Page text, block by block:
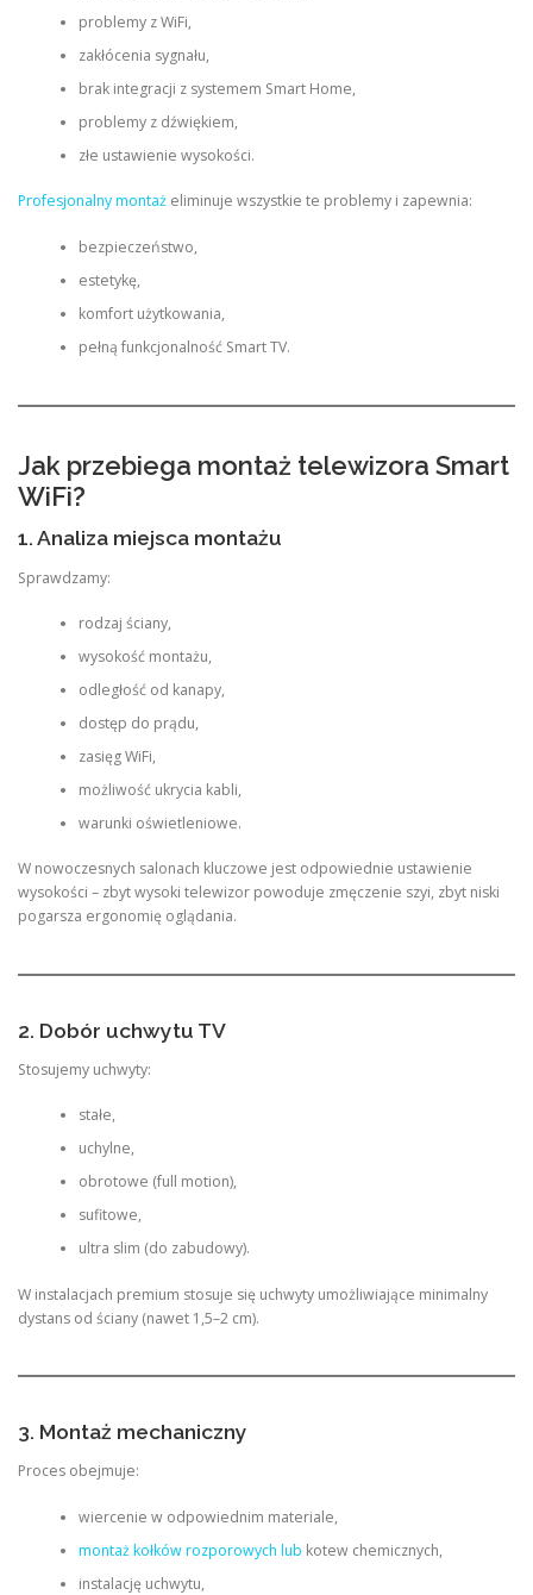
problemy z WiFi,
zakłócenia sygnału,
brak integracji z systemem Smart Home,
problemy z dźwiękiem,
złe ustawienie wysokości.
Profesjonalny montaż eliminuje wszystkie te problemy i zapewnia:
bezpieczeństwo,
estetykę,
komfort użytkowania,
pełną funkcjonalność Smart TV.
Jak przebiega montaż telewizora Smart
WiFi?
1. Analiza miejsca montażu
Sprawdzamy:
rodzaj ściany,
wysokość montażu,
odległość od kanapy,
dostęp do prądu,
zasięg WiFi,
możliwość ukrycia kabli,
warunki oświetleniowe.
W nowoczesnych salonach kluczowe jest odpowiednie ustawienie
wysokości – zbyt wysoki telewizor powoduje zmęczenie szyi, zbyt niski
pogarsza ergonomię oglądania.
2. Dobór uchwytu TV
Stosujemy uchwyty:
stałe,
uchylne,
obrotowe (full motion),
sufitowe,
ultra slim (do zabudowy).
W instalacjach premium stosuje się uchwyty umożliwiające minimalny
dystans od ściany (nawet 1,5–2 cm).
3. Montaż mechaniczny
Proces obejmuje:
wiercenie w odpowiednim materiale,
montaż kołków rozporowych lub kotew chemicznych,
instalację uchwytu,